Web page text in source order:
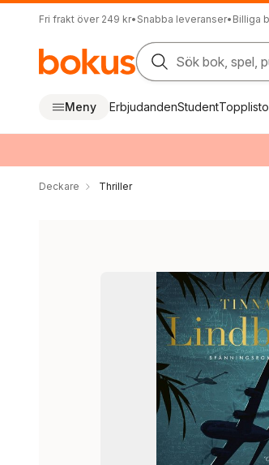
Fri frakt över 249 kr• Snabba leveranser• Billiga
Sök bok, spel,
Meny ErbjudandenStudent
Deckare Thriller